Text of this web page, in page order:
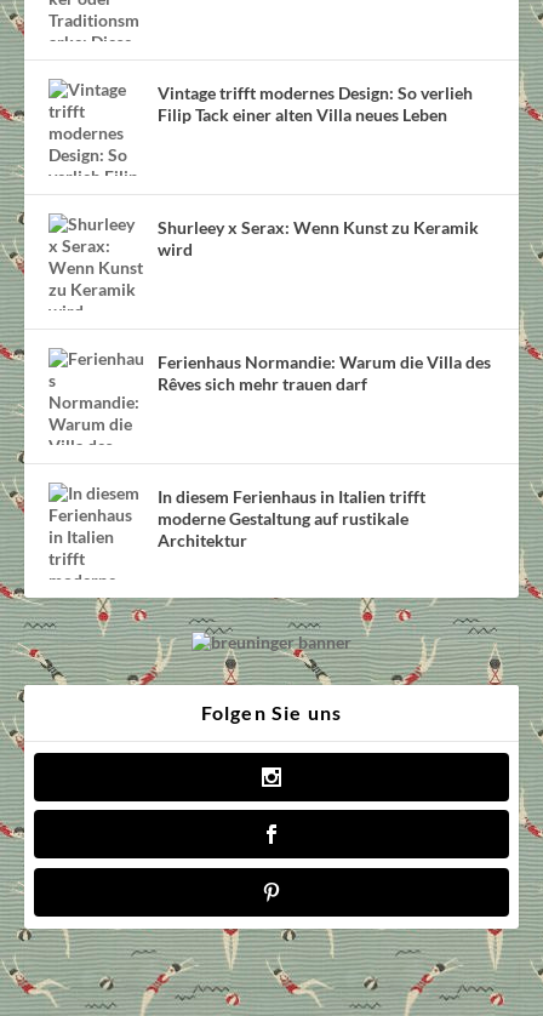
Vintage trifft modernes Design: So verlieh
Filip Tack einer alten Villa neues Leben
Shurleey x Serax: Wenn Kunst zu Keramik
wird
Ferienhaus Normandie: Warum die Villa des
Rêves sich mehr trauen darf
In diesem Ferienhaus in Italien trifft
moderne Gestaltung auf rustikale
Architektur
Folgen Sie uns